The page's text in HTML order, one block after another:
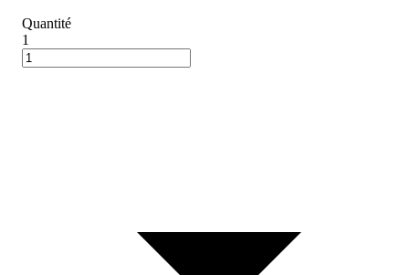
Quantité
1